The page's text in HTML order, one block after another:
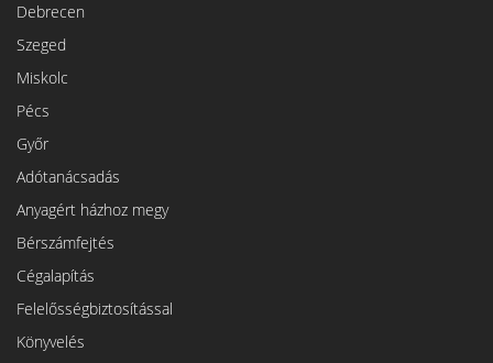
Debrecen
Szeged
Miskolc
Pécs
Győr
Adótanácsadás
Anyagért házhoz megy
Bérszámfejtés
Cégalapítás
Felelősségbiztosítással
Könyvelés